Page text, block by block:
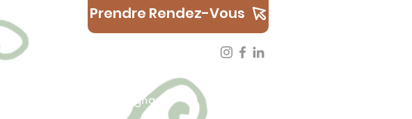
Prendre Rendez-Vous
Témoignages